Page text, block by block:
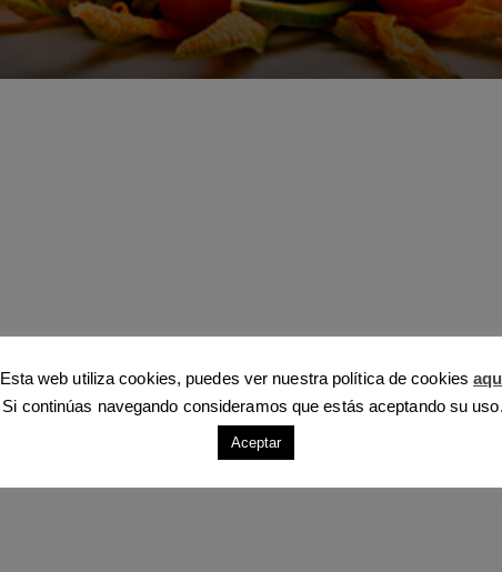
Esta web utiliza cookies, puedes ver nuestra política de cookies
Si continúas navegando consideramos que estás aceptando su uso.
Aceptar